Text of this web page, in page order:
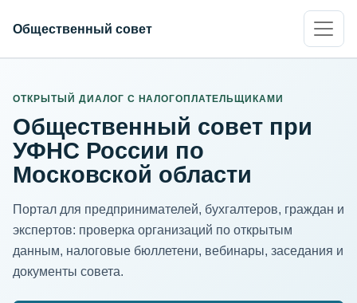
Общественный совет
ОТКРЫТЫЙ ДИАЛОГ С НАЛОГОПЛАТЕЛЬЩИКАМИ
Общественный совет при
УФНС России по
Московской области
Портал для предпринимателей, бухгалтеров, граждан и
экспертов: проверка организаций по открытым
данным, налоговые бюллетени, вебинары, заседания и
документы совета.
ИНН организации
Адрес для нормализации